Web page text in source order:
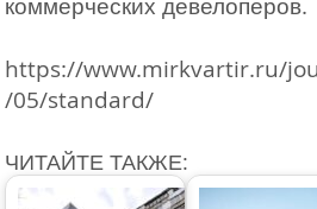
https://www.mirkvartir.ru/
/05/standard/
ЧИТАЙТЕ ТАКЖЕ: